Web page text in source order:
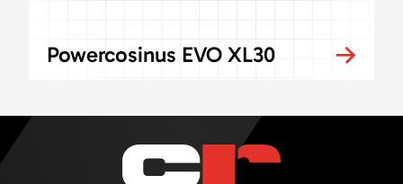
Powercosinus EVO XL30